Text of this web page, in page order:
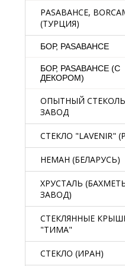
PASABAHCE,
(ТУРЦИЯ)
БОР, PASABAHCE
БОР, PASABAHCE (С
ДЕКОРОМ)
ОПЫТНЫЙ
ЗАВОД
СТЕКЛО "LAVENIR"
НЕМАН (БЕЛАРУСЬ)
ХРУСТАЛЬ
ЗАВОД)
СТЕКЛЯННЫЕ
"ТИМА"
СТЕКЛО (ИРАН)